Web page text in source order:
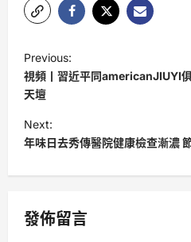
o
s
t
n
a
i
Previous:
視頻丨習近平同americanJIUYI
天壇
Next:
年味日去秀傳醫院健康檢查漸濃
發佈留言